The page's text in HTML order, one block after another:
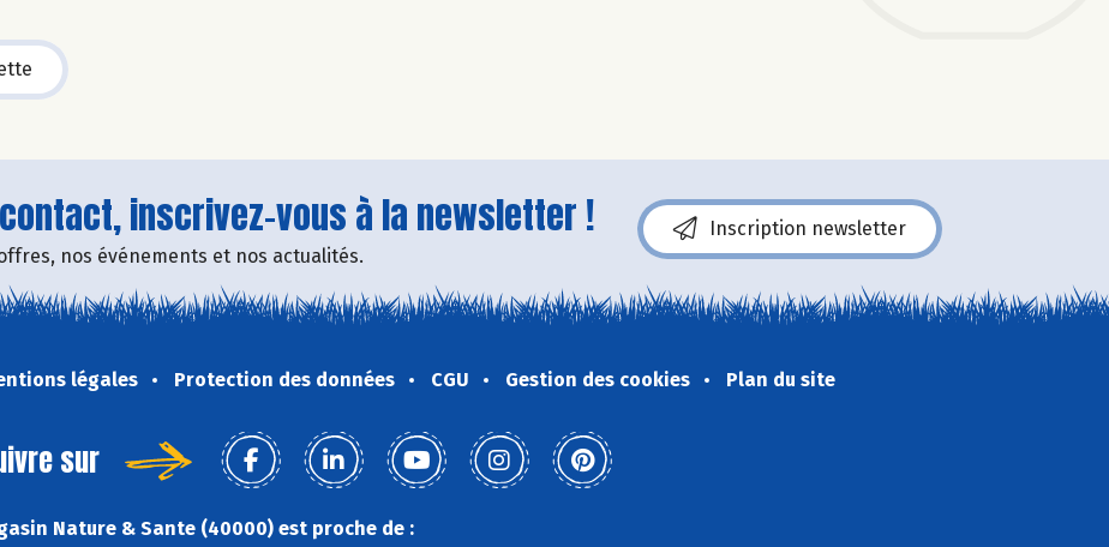
inscrivez-vous à la newsletter !
nos événements et nos actualités.
Inscription newsletter
légales Protection des données CGU Gestion des cookies Plan du site
sur
Nature & Sante (40000) est proche de :